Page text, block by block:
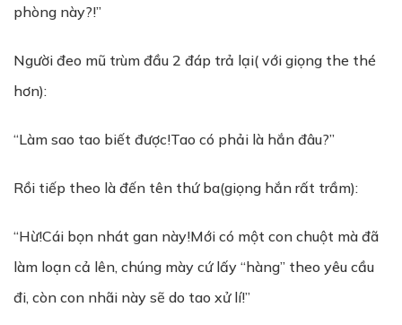
phòng này?!”
Người đeo mũ trùm đầu 2 đáp trả lại( với giọng the thé
hơn):
“Làm sao tao biết được!Tao có phải là hắn đâu?”
Rồi tiếp theo là đến tên thứ ba(giọng hắn rất trầm):
“Hừ!Cái bọn nhát gan này!Mới có một con chuột mà đã
làm loạn cả lên, chúng mày cứ lấy “hàng” theo yêu cầu
đi, còn con nhãi này sẽ do tao xử lí!”